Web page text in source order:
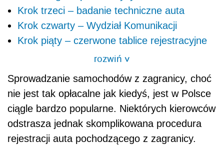
Krok trzeci – badanie techniczne auta
Krok czwarty – Wydział Komunikacji
Krok piąty – czerwone tablice rejestracyjne
rozwiń>
Sprowadzanie samochodów z zagranicy, choć
nie jest tak opłacalne jak kiedyś, jest w Polsce
ciągle bardzo popularne. Niektórych kierowców
odstrasza jednak skomplikowana procedura
rejestracji auta pochodzącego z zagranicy.